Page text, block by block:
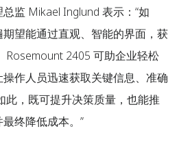
监 Mikael Inglund 表示：“如
望能通过直观、智能的界面，获
Rosemount 2405 可助企业轻松
作人员迅速获取关键信息、准确
此，既可提升决策质量，也能推
终降低成本。”